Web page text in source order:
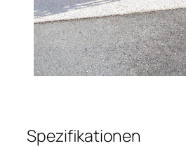
Spezifikationen